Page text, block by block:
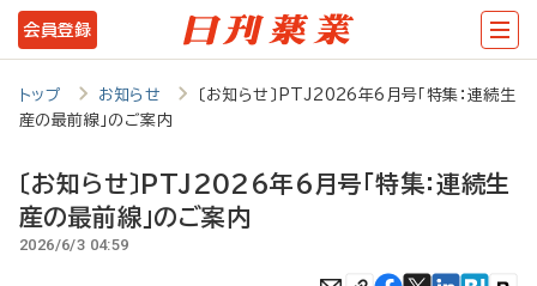
メ
イ
コ
テ
会員登録
トップ お知らせ
〔お知らせ〕PTJ2026年6月号「特集：連続生
産の最前線」のご案内
〔お知らせ〕PTJ2026年6月号「特集：連続生
産の最前線」のご案内
2026/6/3 04:59